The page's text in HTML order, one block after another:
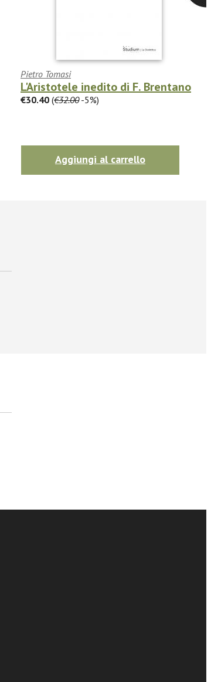
Pietro Tomasi
L'Aristotele inedito di F. Brentano
€30.40 (€32.00-5%)
Aggiungi al carrello